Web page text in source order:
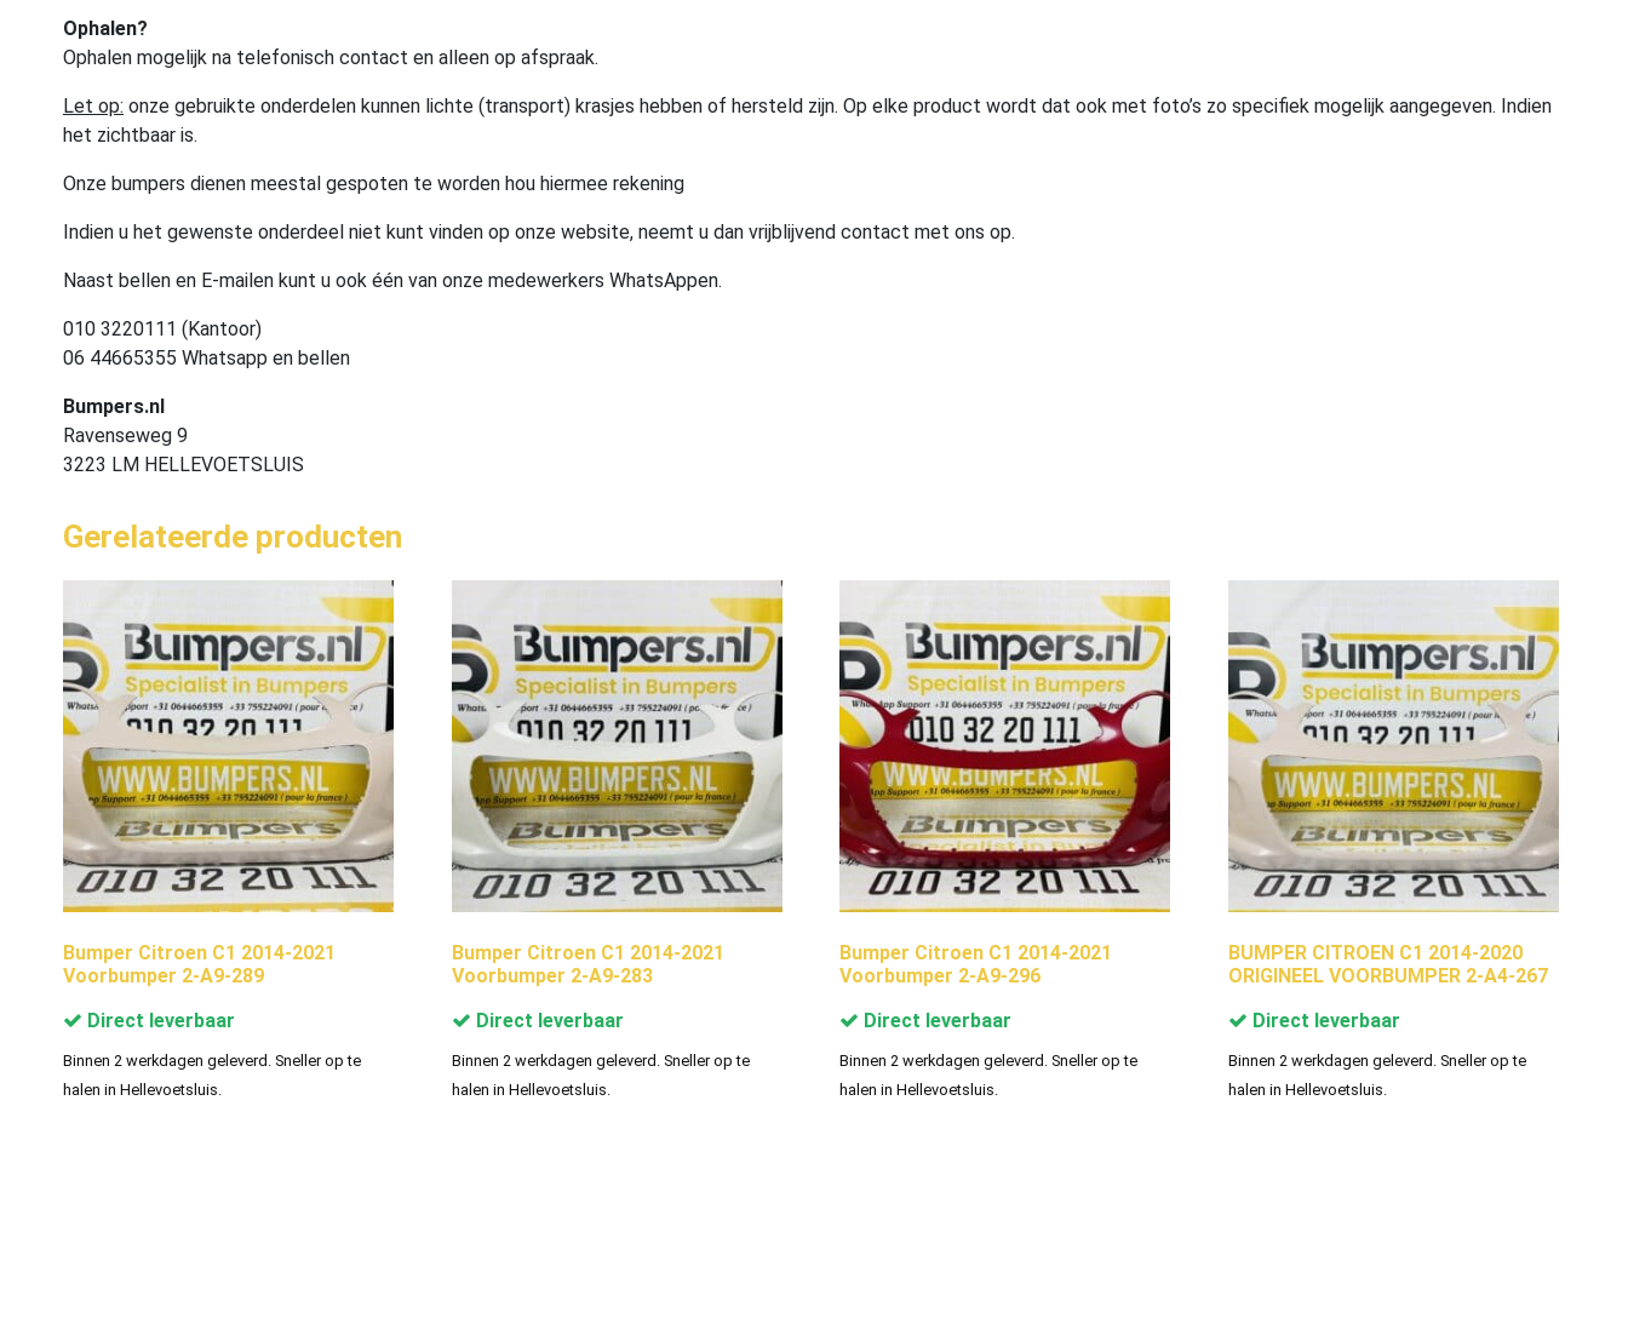
Ophalen?
Ophalen mogelijk na telefonisch contact en alleen op afspraak.
Let op: onze gebruikte onderdelen kunnen lichte (transport) krasjes hebben of hersteld zijn. Op elke product wordt dat ook met foto’s zo specifiek mogelijk aangegeven. Indien
het zichtbaar is.
Onze bumpers dienen meestal gespoten te worden hou hiermee rekening
Indien u het gewenste onderdeel niet kunt vinden op onze website, neemt u dan vrijblijvend contact met ons op.
Naast bellen en E-mailen kunt u ook één van onze medewerkers WhatsAppen.
010 3220111 (Kantoor)
06 44665355 Whatsapp en bellen
Bumpers.nl
Ravenseweg 9
3223 LM HELLEVOETSLUIS
Gerelateerde producten
Bumper Citroen C1 2014-2021
Voorbumper 2-A9-289
Direct leverbaar
Binnen 2 werkdagen geleverd. Sneller op te
halen in Hellevoetsluis.
Bumper Citroen C1 2014-2021
Voorbumper 2-A9-283
Direct leverbaar
Binnen 2 werkdagen geleverd. Sneller op te
halen in Hellevoetsluis.
Bumper Citroen C1 2014-2021
Voorbumper 2-A9-296
Direct leverbaar
Binnen 2 werkdagen geleverd. Sneller op te
halen in Hellevoetsluis.
BUMPER CITROEN C1 2014-2020
ORIGINEEL VOORBUMPER 2-A4-267
Direct leverbaar
Binnen 2 werkdagen geleverd. Sneller op te
halen in Hellevoetsluis.